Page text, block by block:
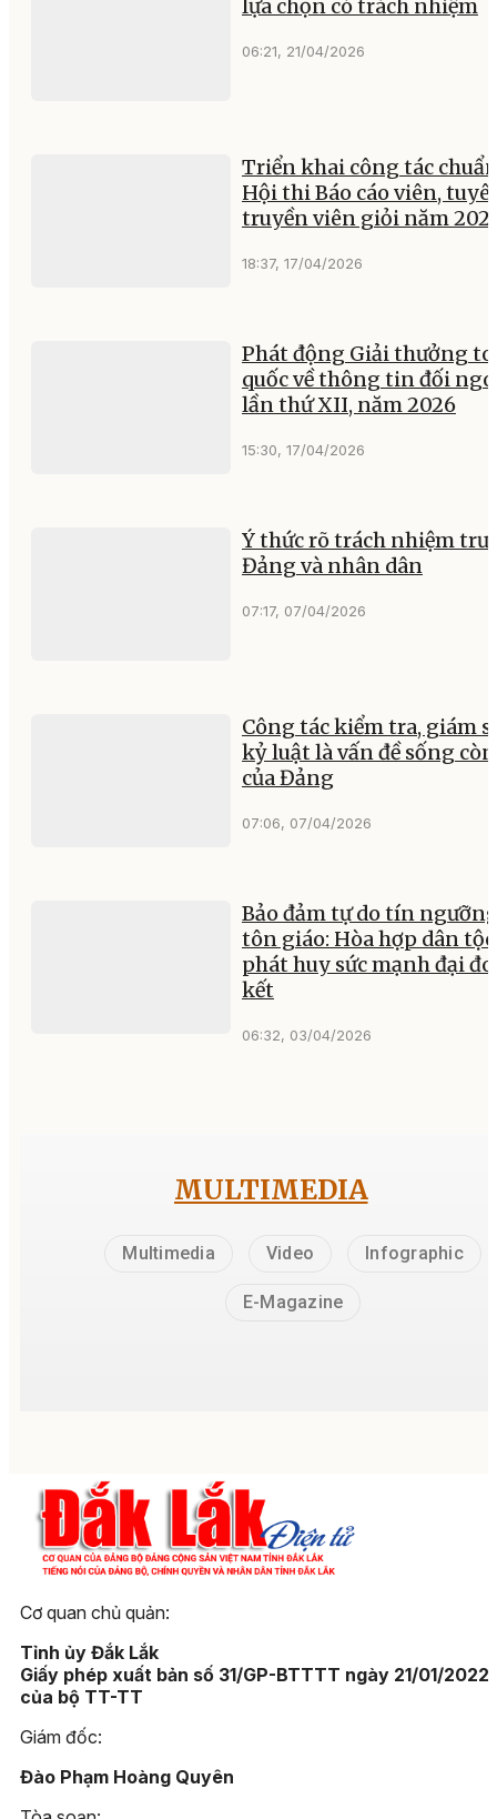
lựa chọn có trách nhiệm
06:21, 21/04/2026
Triển khai công tác
Hội thi Báo cáo viên,
truyền viên giỏi năm
18:37, 17/04/2026
Phát động Giải thưởng
quốc về thông tin đối
lần thứ XII, năm 2026
15:30, 17/04/2026
Ý thức rõ trách nhiệm
Đảng và nhân dân
07:17, 07/04/2026
Công tác kiểm tra, giám
kỷ luật là vấn đề sống còn
của Đảng
07:06, 07/04/2026
Bảo đảm tự do tín
tôn giáo: Hòa hợp dân
phát huy sức mạnh đại
kết
06:32, 03/04/2026
MULTIMEDIA
Multimedia Video Infographic
E-Magazine
Cơ quan chủ quản:
Tỉnh ủy Đắk Lắk
Giấy phép xuất bản số 31/GP-BTTTT ngày 21/01/2022
của bộ TT-TT
Giám đốc:
Đào Phạm Hoàng Quyên